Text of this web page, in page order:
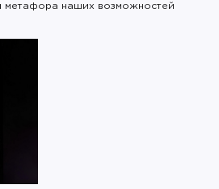
метафора наших возможностей